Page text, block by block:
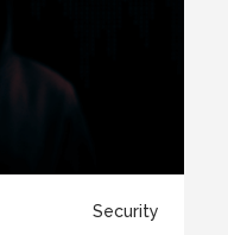
Security